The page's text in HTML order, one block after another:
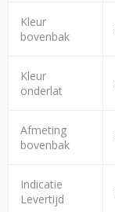
Kleur
bovenbak
Kleur
onderlat
Afmeting
bovenbak
Indicatie
Levertijd